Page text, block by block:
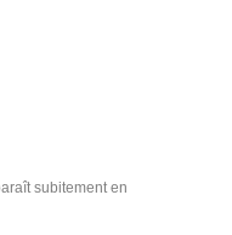
subitement en